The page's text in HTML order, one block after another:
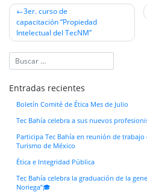
Navegación
de
entradas
3er. curso de
capacitación “Propiedad
Intelectual del TecNM”
Entradas recientes
Boletín Comité de Ética Mes de Julio
Tec Bahía celebra a sus nuevos
Participa Tec Bahía en reunión de trabajo
Turismo de México
Ética e Integridad Pública
Tec Bahía celebra la graduación de la
Noriega”🎓